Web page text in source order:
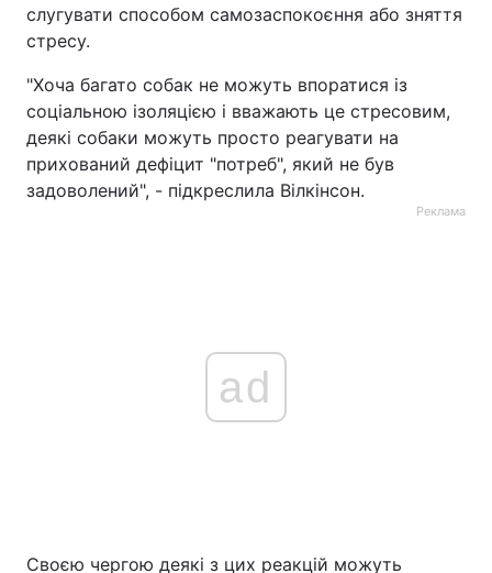
слугувати способом самозаспокоєння або зняття
стресу.
"Хоча багато собак не можуть впоратися із
соціальною ізоляцією і вважають це стресовим,
деякі собаки можуть просто реагувати на
прихований дефіцит "потреб", який не був
задоволений", - підкреслила Вілкінсон.
Реклама
ad
Своєю чергою деякі з цих реакцій можуть